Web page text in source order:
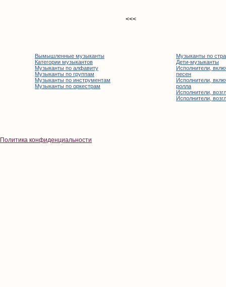
<<<
Вымышленные музыканты
Категории музыкантов
Музыканты по алфавиту
Музыканты по группам
Музыканты по инструментам
Музыканты по оркестрам
Музыканты по
Дети-музыканты
Исполнители,
песен
Исполнители,
ролла
Исполнители,
Исполнители,
Политика конфиденциальности